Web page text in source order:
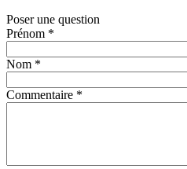
Poser une question
Prénom *
Nom *
Commentaire *